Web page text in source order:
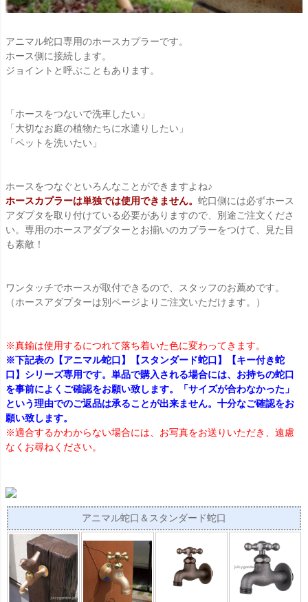
アニマル蛇口専用のホースカプラーです。
ホース側に接続します。
ジョイントと呼ぶこともあります。
「ホースをつないで洗車したい」
「大切なお庭の植物たちに水遣りしたい」
「ペットを洗いたい」
ホースをつなぐといろんなことができますよね♪
ホースカプラーは単独では使用できません。 蛇口側には必ずホース
アダプタを取り付けている必要がありますので、別途ご注文くださ
い。専用のホースアダプターとお揃いのカプラーをつけて、見た目
も素敵！
ワンタッチでホースが取付できるので、スタッフのお薦めです。
（ホースアダプターは別ページよりご注文いただけます。）
※真鍮は使用するにつれて落ち着いた色に変わってきます。
※下記表の【アニマル蛇口】【スタンダード蛇口】【キー付き蛇
口】シリーズ専用です。単品で購入される場合には、お持ちの蛇口
を事前によくご確認をお願い致します。「サイズが合わなかった」
という理由でのご返品は承ることが出来ません。十分なご確認をお
願い致します。
※適合するかわからない場合には、お写真をお送りいただき、遠慮
なくお尋ねください。
アニマル蛇口＆スタンダード蛇口